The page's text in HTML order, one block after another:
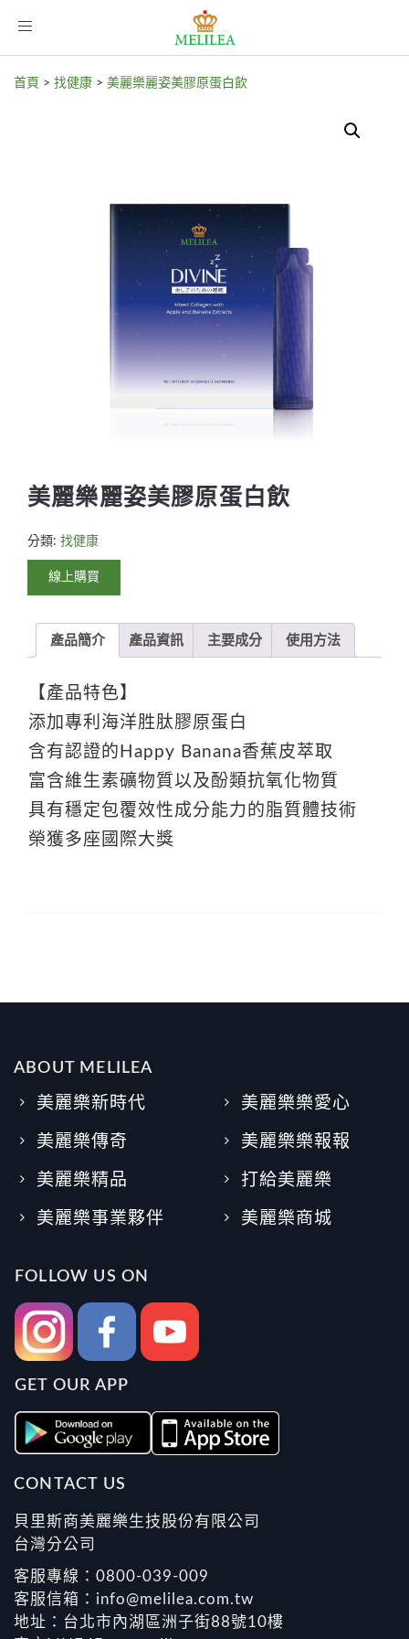
Toggle
首頁 > 找健康 > 美麗樂麗姿美膠原蛋白飲
美麗樂麗姿美膠原蛋白飲
分類: 找健康
線上購買
產品簡介 產品資訊 主要成分 使用方法
【產品特色】
添加專利海洋胜肽膠原蛋白
含有認證的Happy Banana香蕉皮萃取
富含維生素礦物質以及酚類抗氧化物質
具有穩定包覆效性成分能力的脂質體技術
榮獲多座國際大獎
ABOUT MELILEA
美麗樂新時代
美麗樂傳奇
美麗樂精品
美麗樂事業夥伴
美麗樂樂愛心
美麗樂樂報報
打給美麗樂
美麗樂商城
FOLLOW US ON
GET OUR APP
CONTACT US
貝里斯商美麗樂生技股份有限公司
台灣分公司
客服專線：0800-039-009
客服信箱：info@melilea.com.tw
地址：台北市內湖區洲子街88號10樓